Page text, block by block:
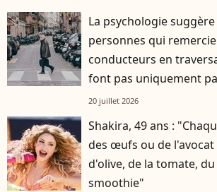
La psychologie
personnes qui
conducteurs en
font pas uniquement
20 juillet 2026
Shakira, 49 ans :
des œufs ou de l'avocat
d'olive, de la tomate,
smoothie"